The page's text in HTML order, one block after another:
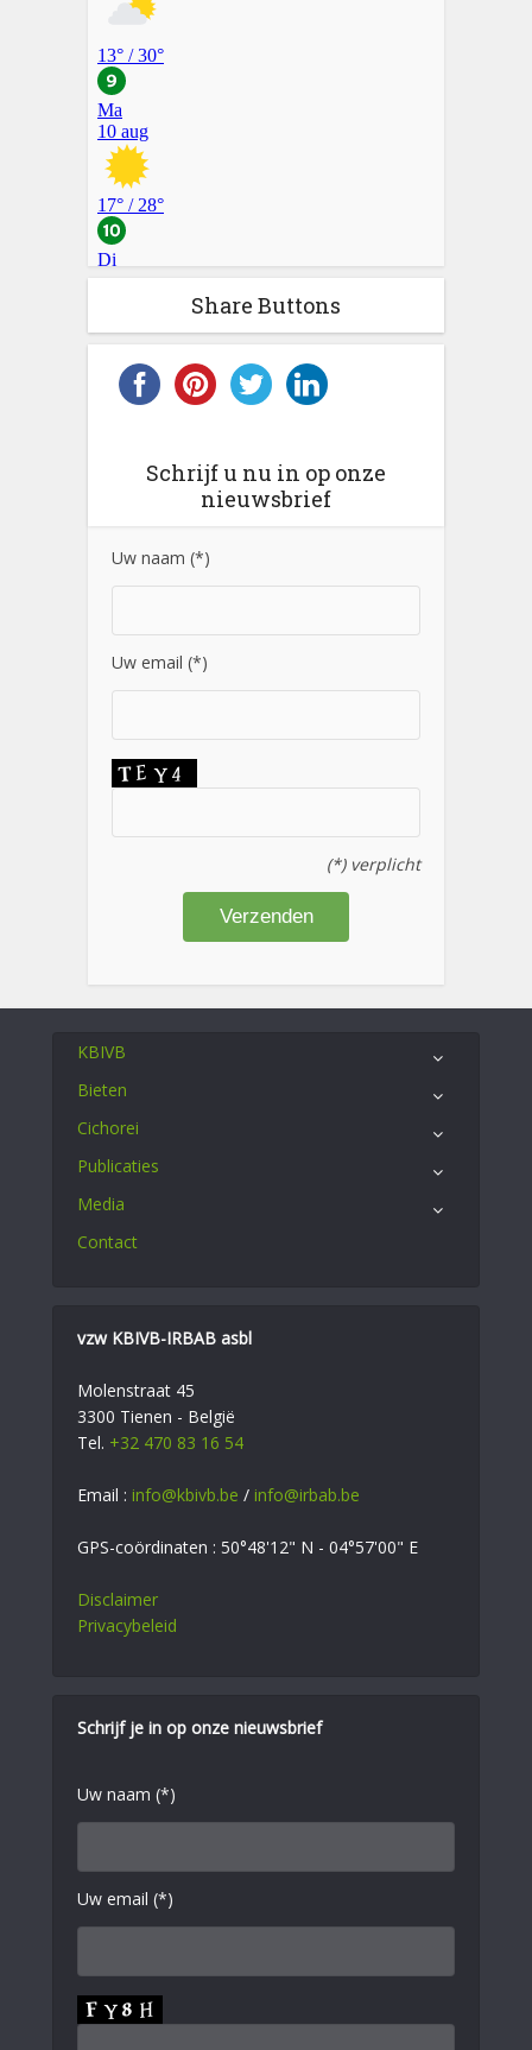
Share Buttons
Schrijf u nu in op onze
nieuwsbrief
Uw naam (*)
Uw email (*)
(*) verplicht
KBIVB
Bieten
Cichorei
Publicaties
Media
Contact
vzw KBIVB-IRBAB asbl
Molenstraat 45
3300 Tienen - België
Tel. +32 470 83 16 54
Email : info@kbivb.be / info@irbab.be
GPS-coördinaten : 50°48'12" N - 04°57'00" E
Disclaimer
Privacybeleid
Schrijf je in op onze nieuwsbrief
Uw naam (*)
Uw email (*)